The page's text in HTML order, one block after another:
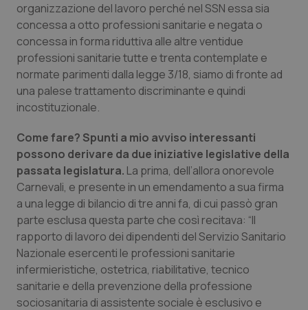
organizzazione del lavoro perché nel SSN essa sia
concessa a otto professioni sanitarie e negata o
concessa in forma riduttiva alle altre ventidue
professioni sanitarie tutte e trenta contemplate e
normate parimenti dalla legge 3/18, siamo di fronte ad
una palese trattamento discriminante e quindi
incostituzionale.
Come fare? Spunti a mio avviso interessanti
possono derivare da due iniziative legislative della
passata legislatura. La prima, dell’allora onorevole
Carnevali, e presente in un emendamento a sua firma
a una legge di bilancio di tre anni fa, di cui passò gran
parte esclusa questa parte che così recitava: “Il
rapporto di lavoro dei dipendenti del Servizio Sanitario
Nazionale esercenti le professioni sanitarie
infermieristiche, ostetrica, riabilitative, tecnico
sanitarie e della prevenzione della professione
sociosanitaria di assistente sociale è esclusivo e
CookieScriptConsent
CookieScript
www.quotidianosanita.it
tracking-sites-ironfish-
tracking-enable
www.quotidianosanita.it